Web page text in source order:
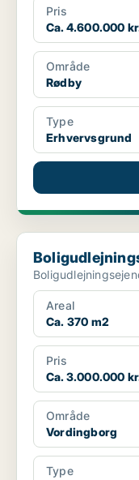
Pris
Ca. 4.600.000
Område
Rødby
Type
Erhvervsgrund
Areal
Ca. 370 m2
Pris
Ca. 3.000.000
Område
Vordingborg
Type